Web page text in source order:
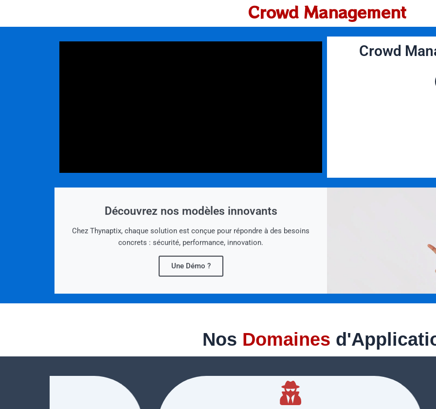
Crowd Management
Crowd
Découvrez nos modèles innovants
Chez Thynaptix, chaque solution est conçue pour répondre à des besoins
concrets : sécurité, performance, innovation.
Une Démo ?
Nos Domaines